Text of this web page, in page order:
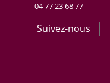
04 77 23 68 77
Suivez-nous